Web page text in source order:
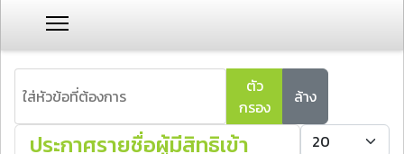
ตัว
กรอง
ล้าง
แสดง #
ประกาศรายชื่อผู้มีสิทธิเข้า